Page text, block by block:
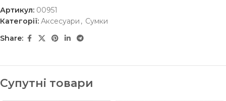
Артикул: 00951
Категорії: Аксесуари , Сумки
Share:
Супутні товари